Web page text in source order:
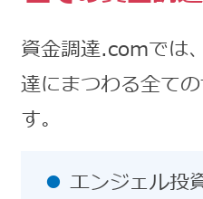
資金調達.comでは
達にまつわる全て
す。
エンジェル投